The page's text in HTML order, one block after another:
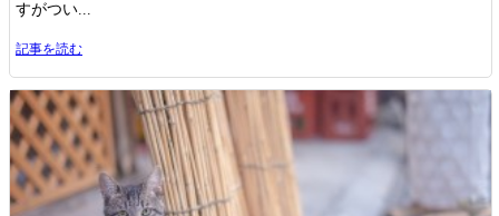
すがつい...
記事を読む